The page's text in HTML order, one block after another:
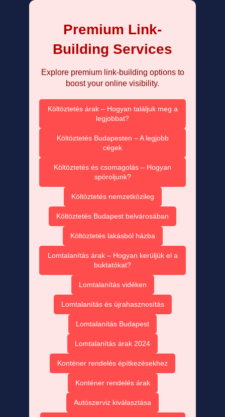
Premium Link-
Building Services
Explore premium link-building options to
boost your online visibility.
Költöztetés árak – Hogyan találjuk meg a
legjobbat?
Költöztetés Budapesten – A legjobb
cégek
Költöztetés és csomagolás – Hogyan
spóroljunk?
Költöztetés nemzetközileg
Költöztetés Budapest belvárosában
Költöztetés lakásból házba
Lomtalanítás árak – Hogyan kerüljük el a
buktatókat?
Lomtalanítás vidéken
Lomtalanítás és újrahasznosítás
Lomtalanítás Budapest
Lomtalanítás árak 2024
Konténer rendelés építkezésekhez
Konténer rendelés árak
Autószerviz kiválasztása